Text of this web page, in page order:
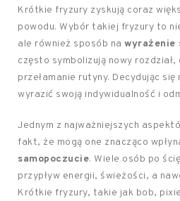
Krótkie fryzury zyskują coraz
powodu. Wybór takiej fryzury to
ale również sposób na wyrażenie
często symbolizują nowy rozdział,
przełamanie rutyny. Decydując
wyrazić swoją indywidualność i
Jednym z najważniejszych
fakt, że mogą one znacząco
samopoczucie. Wiele osób po
przypływ energii, świeżości, a
Krótkie fryzury, takie jak bob,